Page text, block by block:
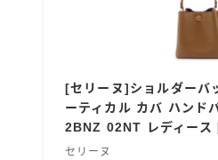
[セリーヌ]ショルダーバ
ーティカル カバ ハンド
2BNZ 02NT レディース
セリーヌ